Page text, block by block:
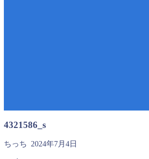
4321586_s
ちっち 2024年7月4日